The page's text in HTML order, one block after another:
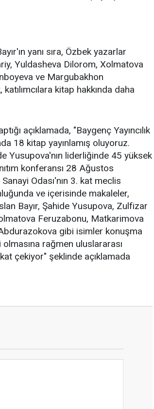
yanı sıra, Özbek yazarlar
Yuldasheva Dilorom, Xolmatova
ve Margubakhon
kitap hakkında daha
açıklamada, "Baygenç Yayıncılık
18 kitap yayınlamış oluyoruz.
Yusupova'nın liderliğinde 45 yüksek
konferansı 28 Ağustos
Odası'nın 3. kat meclis
ve içerisinde makaleler,
Bayır, Şahide Yusupova, Zulfizar
Feruzabonu, Matkarimova
gibi isimler konuşma
olmasına rağmen uluslararası
çekiyor" şeklinde açıklamada